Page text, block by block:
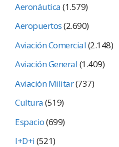
Aeronáutica(1.579)
Aeropuertos(2.690)
Aviación Comercial(2.148)
Aviación General(1.409)
Aviación Militar(737)
Cultura(519)
Espacio(699)
I+D+i(521)